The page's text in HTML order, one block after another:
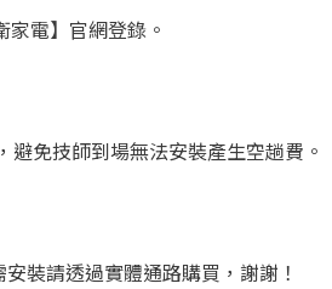
電】官網登錄。
免技師到場無法安裝產生空趟費。
裝請透過實體通路購買，謝謝！